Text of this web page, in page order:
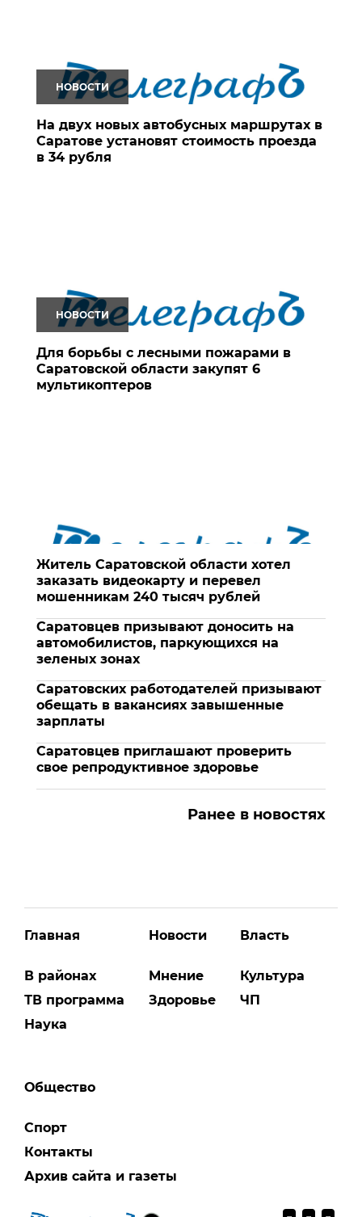
НОВОСТИ
На двух новых автобусных маршрутах в
Саратове установят стоимость проезда
в 34 рубля
НОВОСТИ
Для борьбы с лесными пожарами в
Саратовской области закупят 6
мультикоптеров
Житель Саратовской области хотел
заказать видеокарту и перевел
мошенникам 240 тысяч рублей
Саратовцев призывают доносить на
автомобилистов, паркующихся на
зеленых зонах
Саратовских работодателей призывают
обещать в вакансиях завышенные
зарплаты
Саратовцев приглашают проверить
свое репродуктивное здоровье
Ранее в новостях
Главная
В районах
ТВ программа
Наука
Новости
Мнение
Здоровье
Власть
Культура
ЧП
Общество
Спорт
Контакты
Архив сайта и газеты